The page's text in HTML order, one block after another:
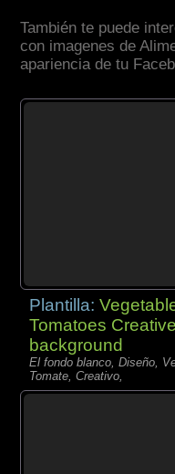
También te puede
con imagenes de
apariencia de tu
Plantilla:
Tomatoes
background
El fondo blanco, Diseño,
Tomate, Creativo,